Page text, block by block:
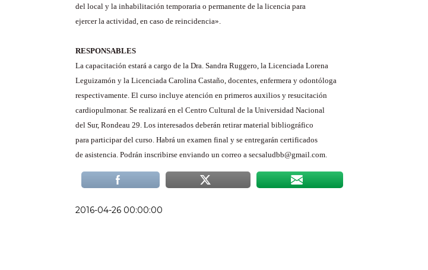
del local y la inhabilitación temporaria o permanente de la licencia para
ejercer la actividad, en caso de reincidencia».
RESPONSABLES
La capacitación estará a cargo de la Dra. Sandra Ruggero, la Licenciada Lorena
Leguizamón y la Licenciada Carolina Castaño, docentes, enfermera y odontóloga
respectivamente. El curso incluye atención en primeros auxilios y resucitación
cardiopulmonar. Se realizará en el Centro Cultural de la Universidad Nacional
del Sur, Rondeau 29. Los interesados deberán retirar material bibliográfico
para participar del curso. Habrá un examen final y se entregarán certificados
de asistencia. Podrán inscribirse enviando un correo a secsaludbb@gmail.com.
2016-04-26 00:00:00